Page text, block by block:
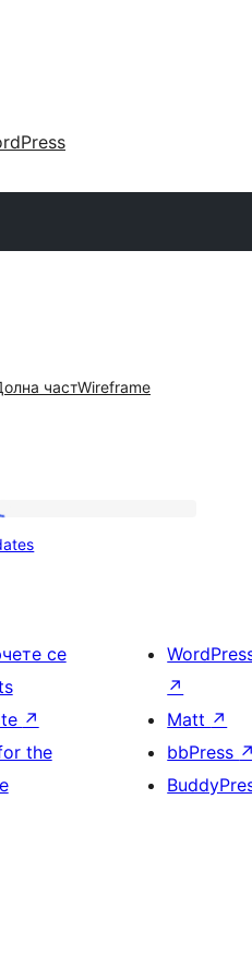
частWireframe
Fullwidth
posts
datesсе
↗
the
↗
Matt ↗
bbPress ↗